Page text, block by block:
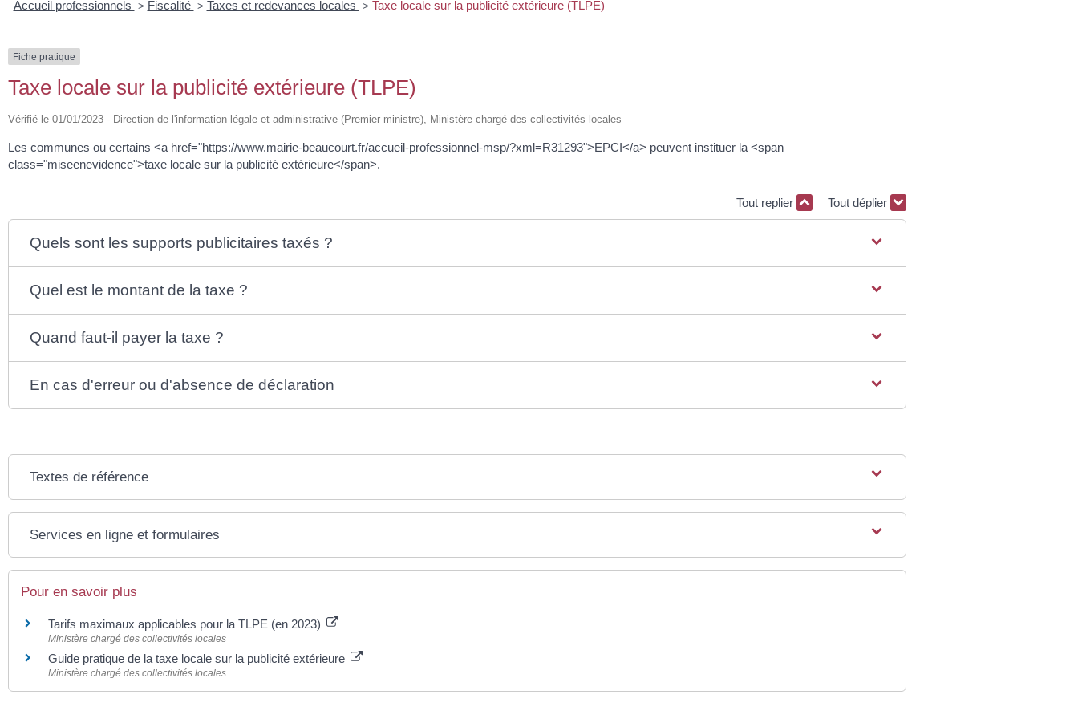
Accueil professionnels > Fiscalité > Taxes et redevances locales > Taxe locale sur la publicité extérieure (TLPE)
Fiche pratique
Taxe locale sur la publicité extérieure (TLPE)
Vérifié le 01/01/2023 - Direction de l'information légale et administrative (Premier ministre), Ministère chargé des collectivités locales
Les communes ou certains <a href="https://www.mairie-beaucourt.fr/accueil-professionnel-msp/?xml=R31293">EPCI</a> peuvent instituer la <span
class="miseenevidence">taxe locale sur la publicité extérieure</span>.
Tout replier Tout déplier
Quels sont les supports publicitaires taxés ?
Quel est le montant de la taxe ?
Quand faut-il payer la taxe ?
En cas d'erreur ou d'absence de déclaration
Textes de référence
Services en ligne et formulaires
Pour en savoir plus
Tarifs maximaux applicables pour la TLPE (en 2023)
Ministère chargé des collectivités locales
Guide pratique de la taxe locale sur la publicité extérieure
Ministère chargé des collectivités locales